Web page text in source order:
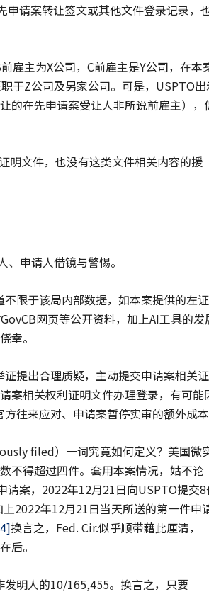
申请案转让签文或其他文件登录记录，
雇主为X公司，C前雇主是Y公司，在本
于Z公司及另家公司。可是，USPTO出
的在先申请案受让人非所说前雇主），
明文件，也没有这类文件相关内容的援
申请人借镜与警惕。
限于该局内部数据，如本案提供的左
网页等公开资料，加上AI工具的发
幸。
提出合理质疑，主动提交申请案相关
案相关权利证明文件办理登录，有可能
往来应对、申请案暂停实审的额外成本
filed）一词究竟如何定义？美国微
不得超过四件。套用本案情况，姑不论
请案，2022年12月21日向USPTO提交
2022年12月21日当天所送的第一件申
换言之，Fed. Cir.似乎顺带藉此厘清，
后。
明人的10/165,455。换言之，只要